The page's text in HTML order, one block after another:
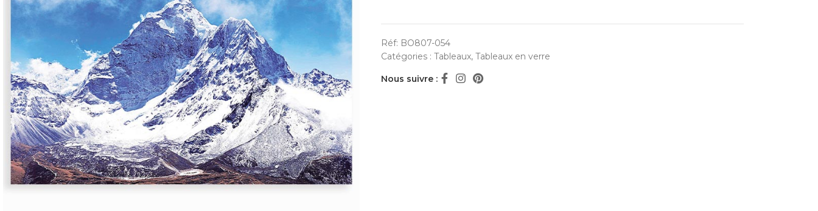
Réf: BO807-054
Catégories : Tableaux, Tableaux en verre
Nous suivre :